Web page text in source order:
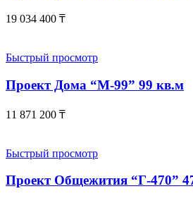
19 034 400 ₸
Быстрый просмотр
Проект Дома “М-99” 99 кв.м
11 871 200 ₸
Быстрый просмотр
Проект Общежития “Г-470”